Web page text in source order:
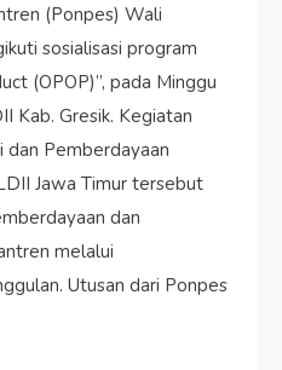
(Ponpes) Wali
sosialisasi program
(OPOP)”, pada Minggu
Kab. Gresik. Kegiatan
dan Pemberdayaan
Jawa Timur tersebut
dan
melalui
Utusan dari Ponpes